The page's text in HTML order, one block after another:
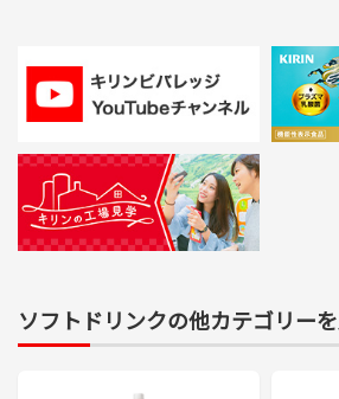
ソフトドリンクの他カテゴリー